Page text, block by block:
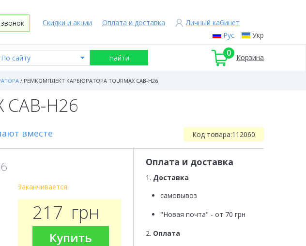
Рус Укр
Скидки и акции Оплата и доставка Личный кабинет
0 Корзина
/ РЕМКОМПЛЕКТ КАРБЮРАТОРА TOURMAX CAB-H26
H26
вместе Код товара:112060
Заканчивается
217 грн
Купить
Оплата и доставка
1. Доставка
самовывоз
"Новая почта" - от 70 грн
2. Оплата